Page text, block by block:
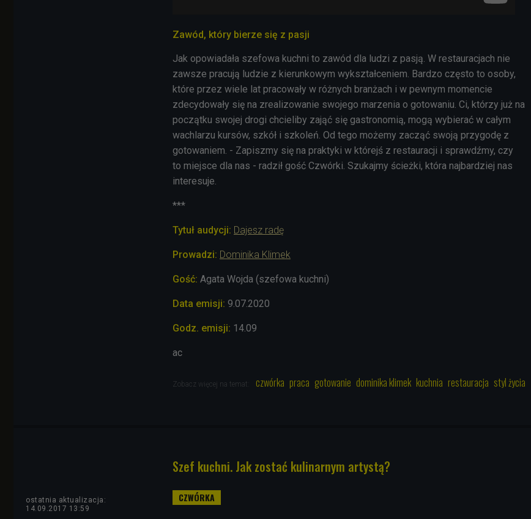
Zawód, który bierze się z pasji
Jak opowiadała szefowa kuchni to zawód dla ludzi z pasją. W restauracjach nie
zawsze pracują ludzie z kierunkowym wykształceniem. Bardzo często to osoby,
które przez wiele lat pracowały w różnych branżach i w pewnym momencie
zdecydowały się na zrealizowanie swojego marzenia o gotowaniu. Ci, którzy już na
początku swojej drogi chcieliby zająć się gastronomią, mogą wybierać w całym
wachlarzu kursów, szkół i szkoleń. Od tego możemy zacząć swoją przygodę z
gotowaniem. - Zapiszmy się na praktyki w którejś z restauracji i sprawdźmy, czy
to miejsce dla nas - radził gość Czwórki. Szukajmy ścieżki, która najbardziej nas
interesuje.
***
Tytuł audycji: Dajesz radę
Prowadzi: Dominika Klimek
Gość: Agata Wojda (szefowa kuchni)
Data emisji: 9.07.2020
Godz. emisji: 14.09
ac
Zobacz więcej na temat: czwórka praca gotowanie dominika klimek kuchnia restauracja styl życia
Szef kuchni. Jak zostać kulinarnym artystą?
ostatnia aktualizacja:
14.09.2017 13:59